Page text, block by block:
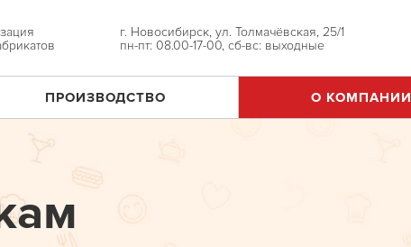
г. Новосибирск, ул. Толмачёвская, 25/1
пн-пт: 08.00-17-00, сб-вс: выходные
ПРОИЗВОДСТВО О КОМПАНИИ